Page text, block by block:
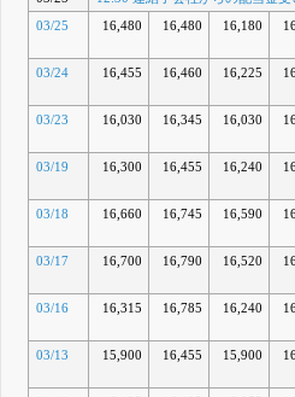
03/25
16,480 16,480 16,180
03/24
16,455 16,460 16,225
03/23
16,030 16,345 16,030
03/19
16,300 16,455 16,240
03/18
16,660 16,745 16,590
03/17
16,700 16,790 16,520
03/16
16,315 16,785 16,240
03/13
15,900 16,455 15,900